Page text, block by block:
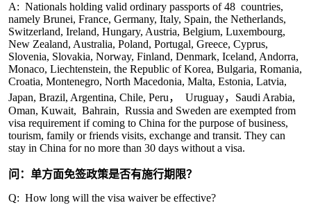
A: Nationals holding valid ordinary passports of 48 countries,
namely Brunei, France, Germany, Italy, Spain, the Netherlands,
Switzerland, Ireland, Hungary, Austria, Belgium, Luxembourg,
New Zealand, Australia, Poland, Portugal, Greece, Cyprus,
Slovenia, Slovakia, Norway, Finland, Denmark, Iceland, Andorra,
Monaco, Liechtenstein, the Republic of Korea, Bulgaria, Romania,
Croatia, Montenegro, North Macedonia, Malta, Estonia, Latvia,
Japan, Brazil, Argentina, Chile, Peru， Uruguay，Saudi Arabia,
Oman, Kuwait, Bahrain, Russia and Sweden are exempted from
visa requirement if coming to China for the purpose of business,
tourism, family or friends visits, exchange and transit. They can
stay in China for no more than 30 days without a visa.
问：单方面免签政策是否有施行期限？
Q: How long will the visa waiver be effective?